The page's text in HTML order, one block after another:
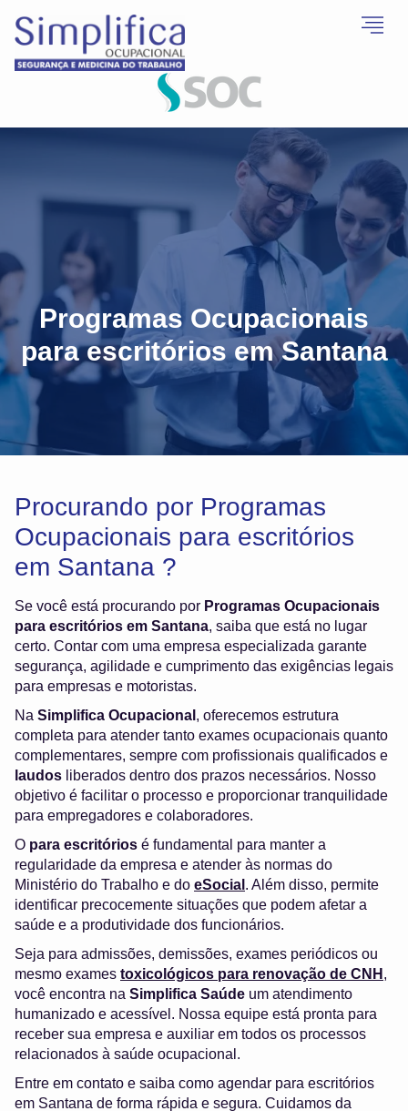
Programas Ocupacionais
para escritórios em Santana
Procurando por Programas
Ocupacionais para escritórios
em Santana ?
Se você está procurando por Programas Ocupacionais
para escritórios em Santana, saiba que está no lugar
certo. Contar com uma empresa especializada garante
segurança, agilidade e cumprimento das exigências legais
para empresas e motoristas.
Na Simplifica Ocupacional , oferecemos estrutura
completa para atender tanto exames ocupacionais quanto
complementares, sempre com profissionais qualificados e
laudos liberados dentro dos prazos necessários. Nosso
objetivo é facilitar o processo e proporcionar tranquilidade
para empregadores e colaboradores.
O para escritórios é fundamental para manter a
regularidade da empresa e atender às normas do
Ministério do Trabalho e do eSocial . Além disso, permite
identificar precocemente situações que podem afetar a
saúde e a produtividade dos funcionários.
Seja para admissões, demissões, exames periódicos ou
mesmo exames toxicológicos para renovação de CNH ,
você encontra na Simplifica Saúde um atendimento
humanizado e acessível. Nossa equipe está pronta para
receber sua empresa e auxiliar em todos os processos
relacionados à saúde ocupacional.
Entre em contato e saiba como agendar para escritórios
em Santana de forma rápida e segura. Cuidamos da